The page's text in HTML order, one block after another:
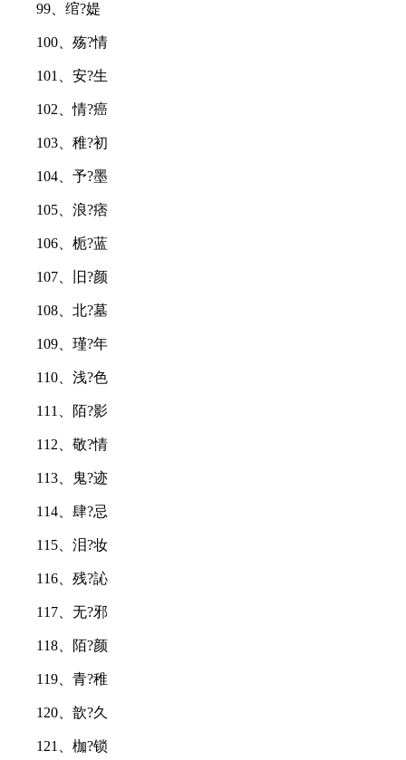
99、绾?媞
100、殇?情
101、安?生
102、情?癌
103、稚?初
104、予?墨
105、浪?痞
106、栀?蓝
107、旧?颜
108、北?墓
109、瑾?年
110、浅?色
111、陌?影
112、敬?情
113、鬼?迹
114、肆?忌
115、泪?妆
116、残?訫
117、无?邪
118、陌?颜
119、青?稚
120、歆?久
121、枷?锁